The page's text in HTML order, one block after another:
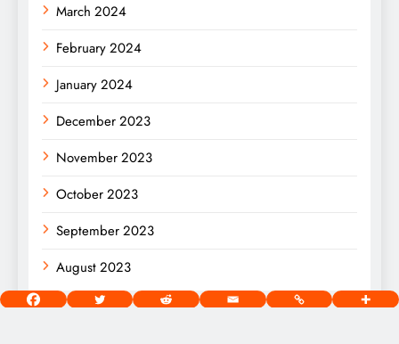
March 2024
February 2024
January 2024
December 2023
November 2023
October 2023
September 2023
August 2023